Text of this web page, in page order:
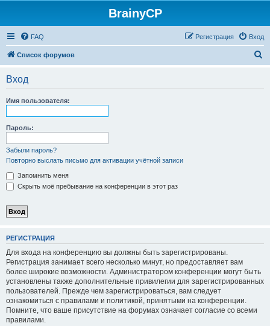
BrainyCP
FAQ Вход
Регистрация
Список форумов
Вход
Имя пользователя:
Пароль:
Забыли пароль?
Повторно выслать письмо для активации учётной записи
Запомнить меня
Скрыть моё пребывание на конференции в этот раз
РЕГИСТРАЦИЯ
Для входа на конференцию вы должны быть зарегистрированы.
Регистрация занимает всего несколько минут, но предоставляет вам
более широкие возможности. Администратором конференции могут быть
установлены также дополнительные привилегии для зарегистрированных
пользователей. Прежде чем зарегистрироваться, вам следует
ознакомиться с правилами и политикой, принятыми на конференции.
Помните, что ваше присутствие на форумах означает согласие со всеми
правилами.